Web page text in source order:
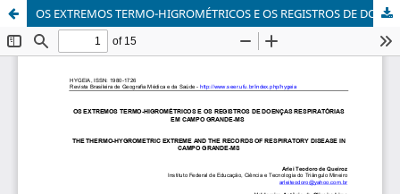
OS EXTREMOS TERMO-HIGROMÉTRICOS E OS REGISTROS DE DOENÇAS RESPIRATÓRIAS EM CAMPO GRANDE-MS